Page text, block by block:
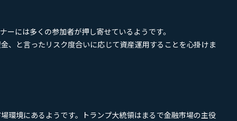
には多くの参加者が押し寄せているようです。
と言ったリスク度合いに応じて資産運用することを心掛けま
環境にあるようです。トランプ大統領はまるで金融市場の主役